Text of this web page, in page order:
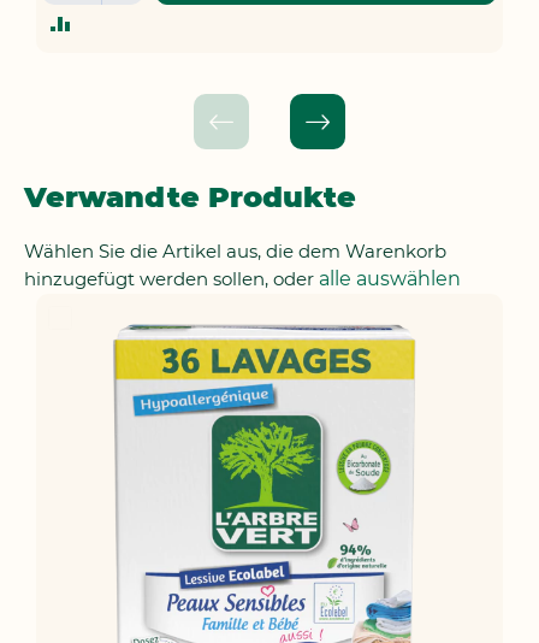
Verwandte Produkte
Wählen Sie die Artikel aus, die dem Warenkorb
hinzugefügt werden sollen, oder alle auswählen
Warenkorb